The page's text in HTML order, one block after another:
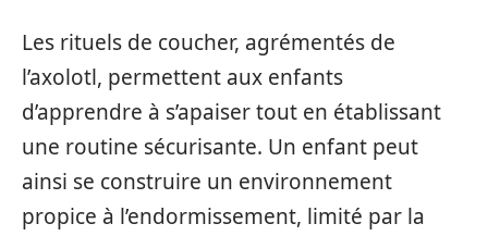
Les rituels de coucher, agrémentés de
l’axolotl, permettent aux enfants
d’apprendre à s’apaiser tout en établissant
une routine sécurisante. Un enfant peut
ainsi se construire un environnement
propice à l’endormissement, limité par la